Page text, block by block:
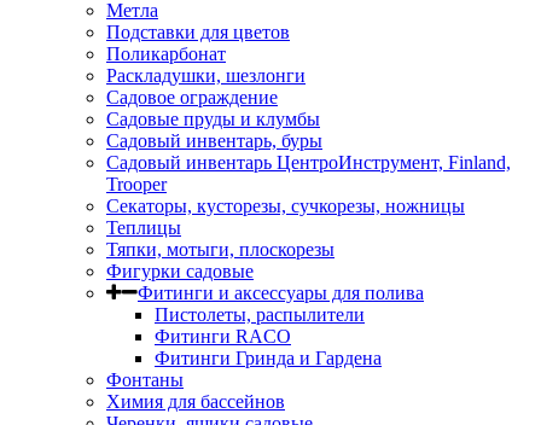
Метла
Подставки для цветов
Поликарбонат
Раскладушки, шезлонги
Садовое ограждение
Садовые пруды и клумбы
Садовый инвентарь, буры
Садовый инвентарь ЦентроИнструмент, Finland,
Trooper
Секаторы, кусторезы, сучкорезы, ножницы
Теплицы
Тяпки, мотыги, плоскорезы
Фигурки садовые
Фитинги и аксессуары для полива
Пистолеты, распылители
Фитинги RACO
Фитинги Гринда и Гардена
Фонтаны
Химия для бассейнов